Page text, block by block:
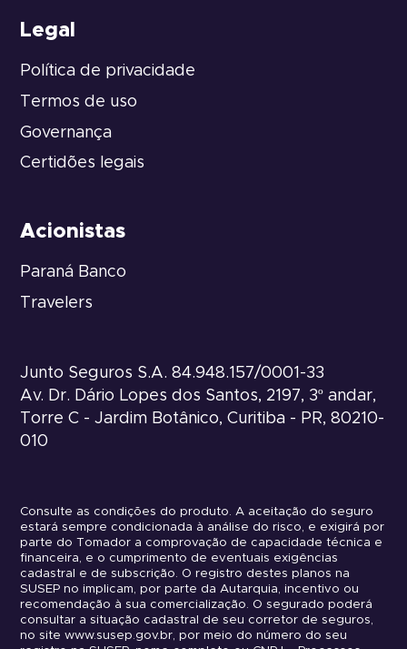
Legal
Política de privacidade
Termos de uso
Governança
Certidões legais
Acionistas
Paraná Banco
Travelers
Junto Seguros S.A. 84.948.157/0001-33
Av. Dr. Dário Lopes dos Santos, 2197, 3º andar,
Torre C - Jardim Botânico, Curitiba - PR, 80210-
010
Consulte as condições do produto. A aceitação do seguro
estará sempre condicionada à análise do risco, e exigirá por
parte do Tomador a comprovação de capacidade técnica e
financeira, e o cumprimento de eventuais exigências
cadastral e de subscrição. O registro destes planos na
SUSEP no implicam, por parte da Autarquia, incentivo ou
recomendação à sua comercialização. O segurado poderá
consultar a situação cadastral de seu corretor de seguros,
no site www.susep.gov.br, por meio do número do seu